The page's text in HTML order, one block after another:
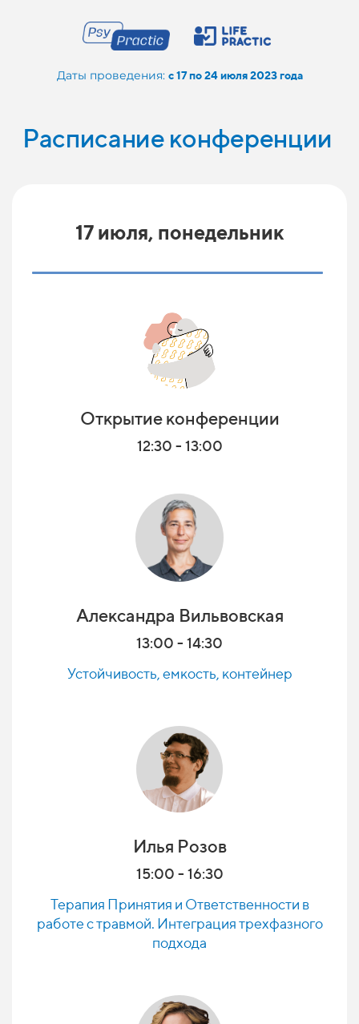
Даты проведения: с 17 по 24 июля 2023 года
Расписание конференции
17 июля, понедельник
Открытие конференции
12:30 - 13:00
Александра Вильвовская
13:00 - 14:30
Устойчивость, емкость, контейнер
Илья Розов
15:00 - 16:30
Терапия Принятия и Ответственности в
работе с травмой. Интеграция трехфазного
подхода